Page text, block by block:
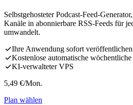
Selbstgehosteter Podcast-Feed-
Kanäle in abonnierbare RSS-Feeds für
umwandelt.
Ihre Anwendung sofort veröffentlichen
Kostenlose automatische
KI-verwalteter VPS
5,49 €/Mon.
Plan wählen